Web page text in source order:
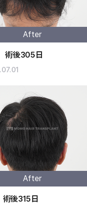
After
術後305日
After
術後315日